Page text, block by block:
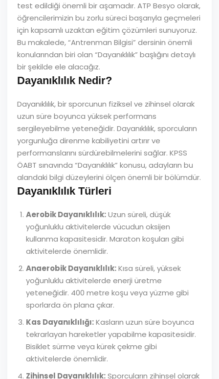
test edildiği önemli bir aşamadır. ATP Besyo olarak,
öğrencilerimizin bu zorlu süreci başarıyla geçmeleri
için kapsamlı uzaktan eğitim çözümleri sunuyoruz.
Bu makalede, “Antrenman Bilgisi” dersinin önemli
konularından biri olan “Dayanıklılık” başlığını detaylı
bir şekilde ele alacağız.
Dayanıklılık Nedir?
Dayanıklılık, bir sporcunun fiziksel ve zihinsel olarak
uzun süre boyunca yüksek performans
sergileyebilme yeteneğidir. Dayanıklılık, sporcuların
yorgunluğa direnme kabiliyetini artırır ve
performanslarını sürdürebilmelerini sağlar. KPSS
ÖABT sınavında “Dayanıklılık” konusu, adayların bu
alandaki bilgi düzeylerini ölçen önemli bir bölümdür.
Dayanıklılık Türleri
Aerobik Dayanıklılık:Uzun süreli, düşük
yoğunluklu aktivitelerde vücudun oksijen
kullanma kapasitesidir. Maraton koşuları gibi
aktivitelerde önemlidir.
Anaerobik Dayanıklılık:Kısa süreli, yüksek
yoğunluklu aktivitelerde enerji üretme
yeteneğidir. 400 metre koşu veya yüzme gibi
sporlarda ön plana çıkar.
Kas Dayanıklılığı:Kasların uzun süre boyunca
tekrarlayan hareketler yapabilme kapasitesidir.
Bisiklet sürme veya kürek çekme gibi
aktivitelerde önemlidir.
Zihinsel Dayanıklılık:Sporcuların zihinsel olarak